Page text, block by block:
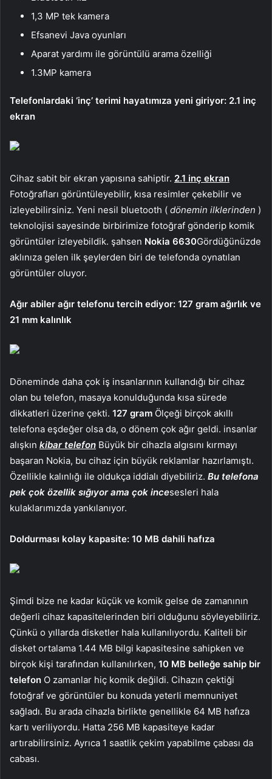
1,3 MP tek kamera
Efsanevi Java oyunları
Aparat yardımı ile görüntülü arama özelliği
1.3MP kamera
Telefonlardaki ‘inç’ terimi hayatımıza yeni giriyor: 2.1 inç
ekran
Cihaz sabit bir ekran yapısına sahiptir. 2.1 inç ekran
Fotoğrafları görüntüleyebilir, kısa resimler çekebilir ve
izleyebilirsiniz. Yeni nesil bluetooth ( dönemin ilklerinden )
teknolojisi sayesinde birbirimize fotoğraf gönderip komik
görüntüler izleyebildik. şahsen Nokia 6630Gördüğünüzde
aklınıza gelen ilk şeylerden biri de telefonda oynatılan
görüntüler oluyor.
Ağır abiler ağır telefonu tercih ediyor: 127 gram ağırlık ve
21 mm kalınlık
Döneminde daha çok iş insanlarının kullandığı bir cihaz
olan bu telefon, masaya konulduğunda kısa sürede
dikkatleri üzerine çekti. 127 gram Ölçeği birçok akıllı
telefona eşdeğer olsa da, o dönem çok ağır geldi. insanlar
alışkın kibar telefon Büyük bir cihazla algısını kırmayı
başaran Nokia, bu cihaz için büyük reklamlar hazırlamıştı.
Özellikle kalınlığı ile oldukça iddialı diyebiliriz. Bu telefona
pek çok özellik sığıyor ama çok incesesleri hala
kulaklarımızda yankılanıyor.
Doldurması kolay kapasite: 10 MB dahili hafıza
Şimdi bize ne kadar küçük ve komik gelse de zamanının
değerli cihaz kapasitelerinden biri olduğunu söyleyebiliriz.
Çünkü o yıllarda disketler hala kullanılıyordu. Kaliteli bir
disket ortalama 1.44 MB bilgi kapasitesine sahipken ve
birçok kişi tarafından kullanılırken, 10 MB belleğe sahip bir
telefon O zamanlar hiç komik değildi. Cihazın çektiği
fotoğraf ve görüntüler bu konuda yeterli memnuniyet
sağladı. Bu arada cihazla birlikte genellikle 64 MB hafıza
kartı veriliyordu. Hatta 256 MB kapasiteye kadar
artırabilirsiniz. Ayrıca 1 saatlik çekim yapabilme çabası da
cabası.